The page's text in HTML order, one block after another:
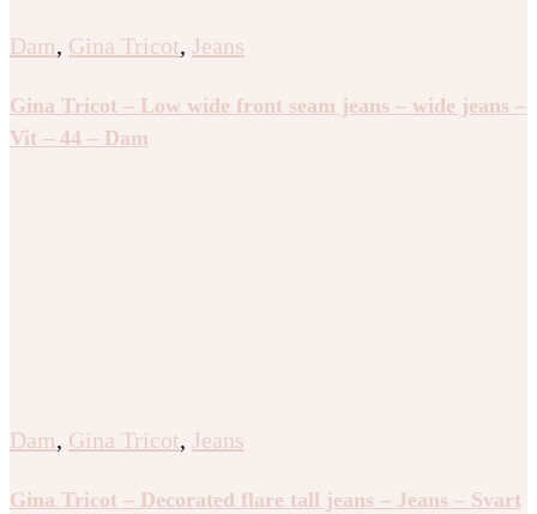
Dam, Gina Tricot, Jeans
Gina Tricot – Low wide front seam jeans – wide jeans –
Vit – 44 – Dam
Dam, Gina Tricot, Jeans
Gina Tricot – Decorated flare tall jeans – Jeans – Svart